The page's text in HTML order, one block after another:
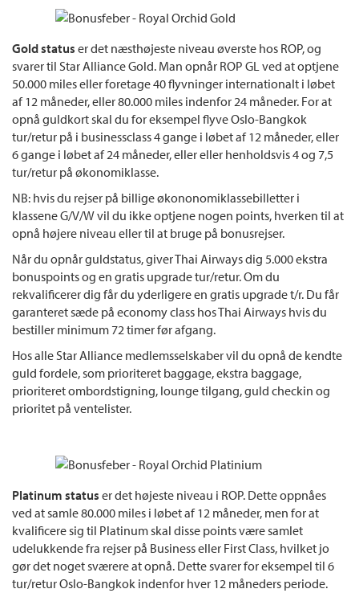
Gold status er det næsthøjeste niveau øverste hos ROP, og
svarer til Star Alliance Gold. Man opnår ROP GL ved at optjene
50.000 miles eller foretage 40 flyvninger internationalt i løbet
af 12 måneder, eller 80.000 miles indenfor 24 måneder. For at
opnå guldkort skal du for eksempel flyve Oslo-Bangkok
tur/retur på i businessclass 4 gange i løbet af 12 måneder, eller
6 gange i løbet af 24 måneder, eller eller henholdsvis 4 og 7,5
tur/retur på økonomiklasse.
NB: hvis du rejser på billige økononomiklassebilletter i
klassene G/V/W vil du ikke optjene nogen points, hverken til at
opnå højere niveau eller til at bruge på bonusrejser.
Når du opnår guldstatus, giver Thai Airways dig 5.000 ekstra
bonuspoints og en gratis upgrade tur/retur. Om du
rekvalificerer dig får du yderligere en gratis upgrade t/r. Du får
garanteret sæde på economy class hos Thai Airways hvis du
bestiller minimum 72 timer før afgang.
Hos alle Star Alliance medlemsselskaber vil du opnå de kendte
guld fordele, som prioriteret baggage, ekstra baggage,
prioriteret ombordstigning, lounge tilgang, guld checkin og
prioritet på ventelister.
Platinum status er det højeste niveau i ROP. Dette oppnåes
ved at samle 80.000 miles i løbet af 12 måneder, men for at
kvalificere sig til Platinum skal disse points være samlet
udelukkende fra rejser på Business eller First Class, hvilket jo
gør det noget sværere at opnå. Dette svarer for eksempel til 6
tur/retur Oslo-Bangkok indenfor hver 12 måneders periode.